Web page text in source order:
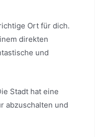
Ort für dich.
direkten
und
Stadt hat eine
abzuschalten und